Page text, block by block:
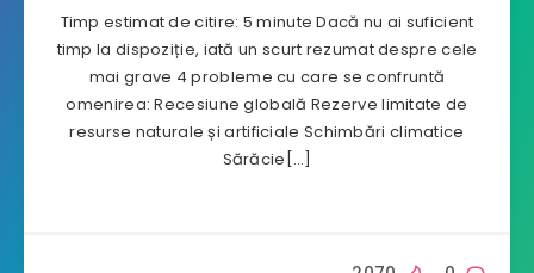
Timp estimat de citire: 5 minute Dacă nu ai suficient
timp la dispoziție, iată un scurt rezumat despre cele
mai grave 4 probleme cu care se confruntă
omenirea: Recesiune globală Rezerve limitate de
resurse naturale și artificiale Schimbări climatice
Sărăcie[…]